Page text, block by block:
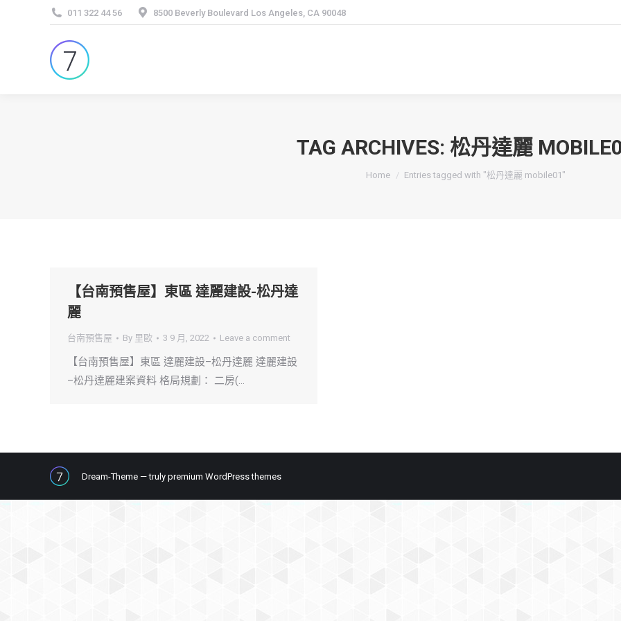
011 322 44 56 8500 Beverly Boulevard Los Angeles, CA 90048
TAG ARCHIVES: 松丹達麗
You are here:
Home Entries tagged with "松丹達麗 mobile01"
【台南預售屋】東區 達麗建設-松丹達
麗
台南預售屋 By 里歐 3 9 月, 2022 Leave a comment
【台南預售屋】東區 達麗建設–松丹達麗 達麗建設
–松丹達麗建案資料 格局規劃： 二房(…
Dream-Theme — truly premium WordPress themes